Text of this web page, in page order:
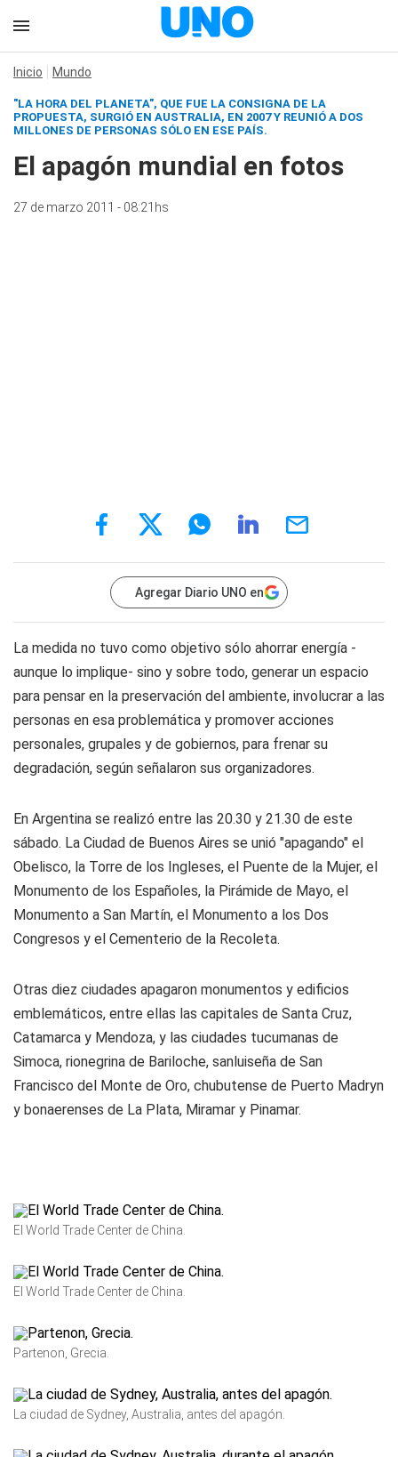
Inicio Mundo
"LA HORA DEL PLANETA", QUE FUE LA CONSIGNA DE LA
PROPUESTA, SURGIÓ EN AUSTRALIA, EN 2007 Y REUNIÓ A DOS
MILLONES DE PERSONAS SÓLO EN ESE PAÍS.
El apagón mundial en fotos
27 de marzo 2011 - 08:21hs
Agregar Diario UNO en
La medida no tuvo como objetivo sólo ahorrar energía -
aunque lo implique- sino y sobre todo, generar un espacio
para pensar en la preservación del ambiente, involucrar a las
personas en esa problemática y promover acciones
personales, grupales y de gobiernos, para frenar su
degradación, según señalaron sus organizadores.
En Argentina se realizó entre las 20.30 y 21.30 de este
sábado. La Ciudad de Buenos Aires se unió "apagando" el
Obelisco, la Torre de los Ingleses, el Puente de la Mujer, el
Monumento de los Españoles, la Pirámide de Mayo, el
Monumento a San Martín, el Monumento a los Dos
Congresos y el Cementerio de la Recoleta.
Otras diez ciudades apagaron monumentos y edificios
emblemáticos, entre ellas las capitales de Santa Cruz,
Catamarca y Mendoza, y las ciudades tucumanas de
Simoca, rionegrina de Bariloche, sanluiseña de San
Francisco del Monte de Oro, chubutense de Puerto Madryn
y bonaerenses de La Plata, Miramar y Pinamar.
El World Trade Center de China.
El World Trade Center de China.
Partenon, Grecia.
La ciudad de Sydney, Australia, antes del apagón.